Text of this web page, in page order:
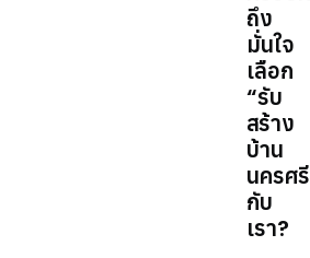
ถึง
มั่นใจ
เลือก
“รับ
สร้าง
บ้าน
นครศ
กับ
เรา?